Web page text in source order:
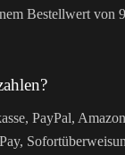
Bestellwert von
PayPal,